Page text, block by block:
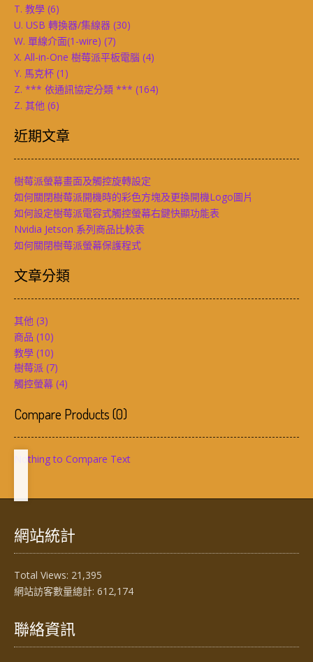
T. 教學 (6)
U. USB 轉換器/集線器 (30)
W. 單線介面(1-wire) (7)
X. All-in-One 樹莓派平板電腦 (4)
Y. 馬克杯 (1)
Z. *** 依通訊協定分類 *** (164)
Z. 其他 (6)
近期文章
樹莓派螢幕畫面及觸控旋轉設定
如何關閉樹莓派開機時的彩色方塊及更換開機Logo圖片
如何設定樹莓派電容式觸控螢幕右鍵快顯功能表
Nvidia Jetson 系列商品比較表
如何關閉樹莓派螢幕保護程式
文章分類
其他 (3)
商品 (10)
教學 (10)
樹莓派 (7)
觸控螢幕 (4)
Compare Products(0)
Nothing to Compare Text
網站統計
Total Views: 21,395
網站訪客數量總計: 612,174
聯絡資訊